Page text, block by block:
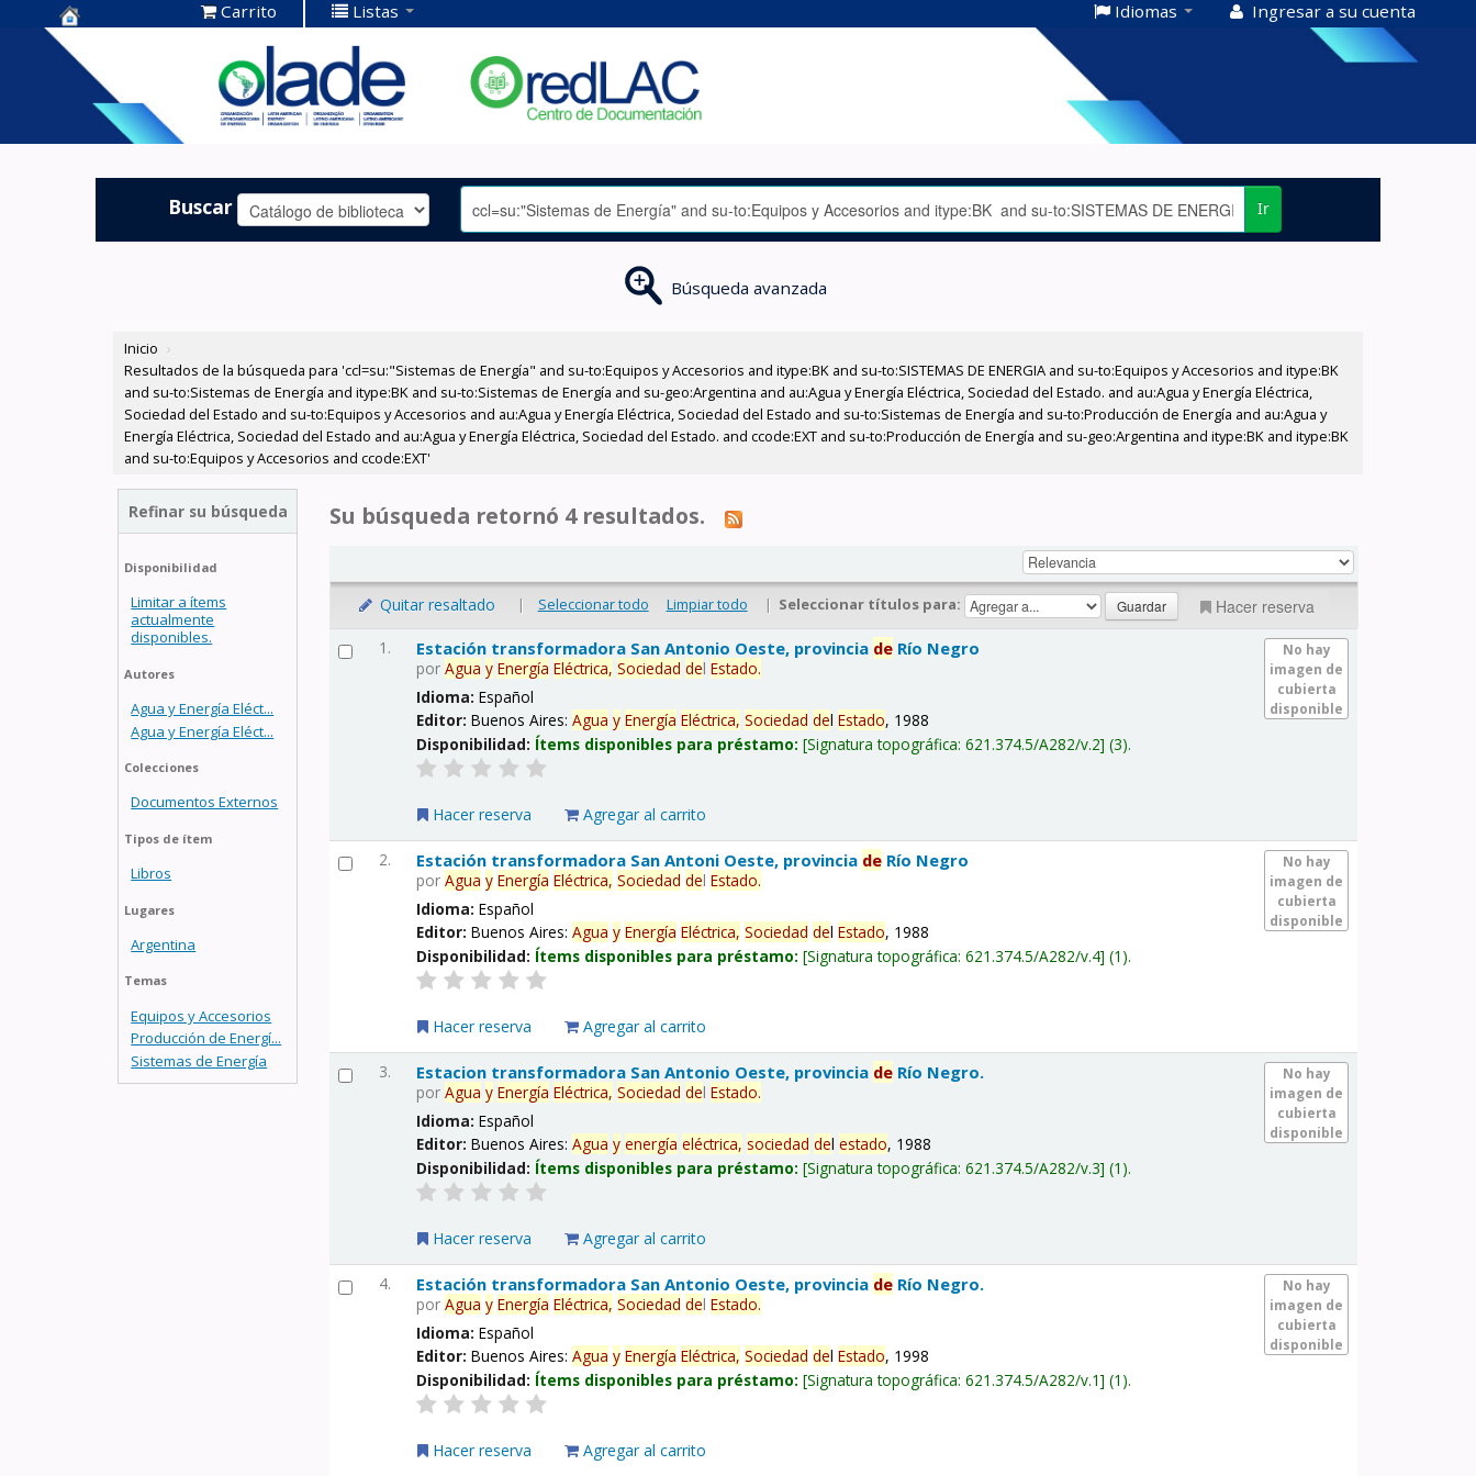
Centro de
Documentación
OLADE -
Carrito Listas Idiomas Ingresar a su cuenta
Buscar Ir
Búsqueda avanzada
Inicio ›
Resultados de la búsqueda para 'ccl=su:"Sistemas de Energía" and su-to:Equipos y Accesorios and itype:BK and su-to:SISTEMAS DE ENERGIA and su-to:Equipos y Accesorios and itype:BK
and su-to:Sistemas de Energía and itype:BK and su-to:Sistemas de Energía and su-geo:Argentina and au:Agua y Energía Eléctrica, Sociedad del Estado. and au:Agua y Energía Eléctrica,
Sociedad del Estado and su-to:Equipos y Accesorios and au:Agua y Energía Eléctrica, Sociedad del Estado and su-to:Sistemas de Energía and su-to:Producción de Energía and au:Agua y
Energía Eléctrica, Sociedad del Estado and au:Agua y Energía Eléctrica, Sociedad del Estado. and ccode:EXT and su-to:Producción de Energía and su-geo:Argentina and itype:BK and itype:BK
and su-to:Equipos y Accesorios and ccode:EXT'
Refinar su búsqueda
Disponibilidad
Limitar a ítems
actualmente
disponibles.
Autores
Agua y Energía Eléct...
Agua y Energía Eléct...
Colecciones
Documentos Externos
Tipos de ítem
Libros
Lugares
Argentina
Temas
Equipos y Accesorios
Producción de Energí...
Sistemas de Energía
Su búsqueda retornó 4 resultados.
Quitar resaltado | Seleccionar todo Limpiar todo | Seleccionar títulos para: Hacer reserva
1.
No hay
imagen de
cubierta
disponible
Estación transformadora San Antonio Oeste, provincia de Río Negro
porAgua y Energía Eléctrica, Sociedad delEstado.
Idioma:Español
Editor:Buenos Aires:Agua y Energía Eléctrica, Sociedad delEstado, 1988
Disponibilidad: Ítems disponibles para préstamo: Signatura topográfica:621.374.5/A282/v.2 (3).
Hacer reserva Agregar al carrito
2.
No hay
imagen de
cubierta
disponible
Estación transformadora San Antoni Oeste, provincia de Río Negro
porAgua y Energía Eléctrica, Sociedad delEstado.
Idioma:Español
Editor:Buenos Aires:Agua y Energía Eléctrica, Sociedad delEstado, 1988
Disponibilidad: Ítems disponibles para préstamo: Signatura topográfica:621.374.5/A282/v.4 (1).
Hacer reserva Agregar al carrito
3.
No hay
imagen de
cubierta
disponible
Estacion transformadora San Antonio Oeste, provincia de Río Negro.
porAgua y Energía Eléctrica, Sociedad delEstado.
Idioma:Español
Editor:Buenos Aires:Agua y energía eléctrica, sociedad delestado, 1988
Disponibilidad: Ítems disponibles para préstamo: Signatura topográfica:621.374.5/A282/v.3 (1).
Hacer reserva Agregar al carrito
4.
No hay
imagen de
cubierta
disponible
Estación transformadora San Antonio Oeste, provincia de Río Negro.
porAgua y Energía Eléctrica, Sociedad delEstado.
Idioma:Español
Editor:Buenos Aires:Agua y Energía Eléctrica, Sociedad delEstado, 1998
Disponibilidad: Ítems disponibles para préstamo: Signatura topográfica:621.374.5/A282/v.1 (1).
Hacer reserva Agregar al carrito